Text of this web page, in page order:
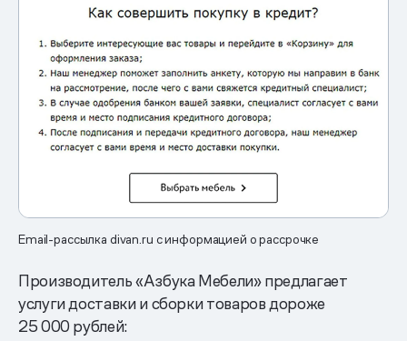
Email-рассылка divan.ru с информацией о рассрочке
Производитель «Азбука Мебели» предлагает
услуги доставки и сборки товаров дороже
25 000 рублей: